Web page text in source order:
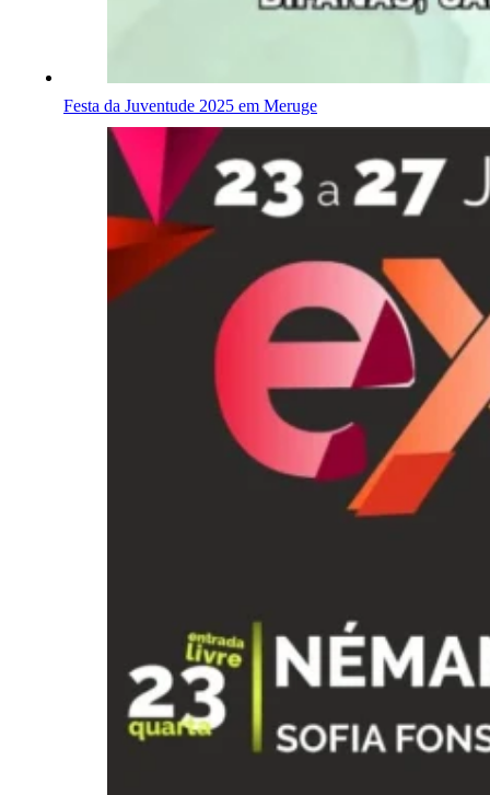
Festa da Juventude 2025 em Meruge